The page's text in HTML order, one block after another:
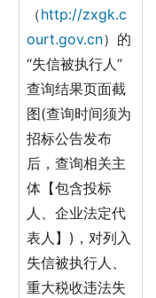
（http://zxgk.c
ourt.gov.cn）的
“失信被执行人”
查询结果页面截
图(查询时间须为
招标公告发布
后，查询相关主
体【包含投标
人、企业法定代
表人】)，对列入
失信被执行人、
重大税收违法失